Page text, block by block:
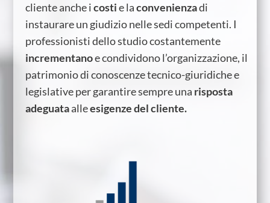
cliente anche icostie laconvenienzadi
instaurare un giudizio nelle sedi competenti. I
professionisti dello studio costantemente
incrementanoe condividono l’organizzazione, il
patrimonio di conoscenze tecnico-giuridiche e
legislative per garantire sempre una risposta
adeguataalleesigenze del cliente.